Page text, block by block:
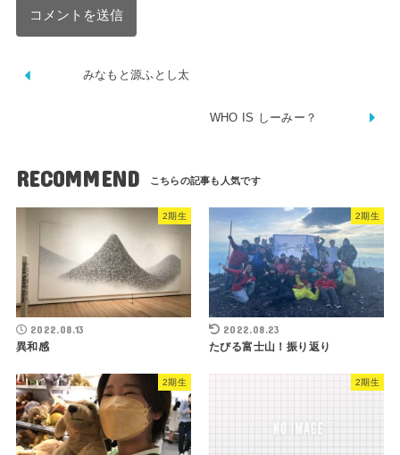
みなもと源ふとし太
WHO IS しーみー？
RECOMMEND
2期生
2022.08.13
異和感
2期生
2022.08.23
たびる富士山！振り返り
2期生 2期生